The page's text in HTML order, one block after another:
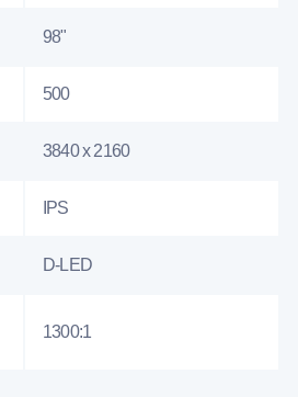
98"
500
3840 x 2160
IPS
D-LED
1300:1